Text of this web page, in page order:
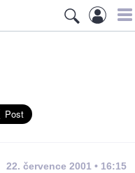
22. července 2001 • 16:15